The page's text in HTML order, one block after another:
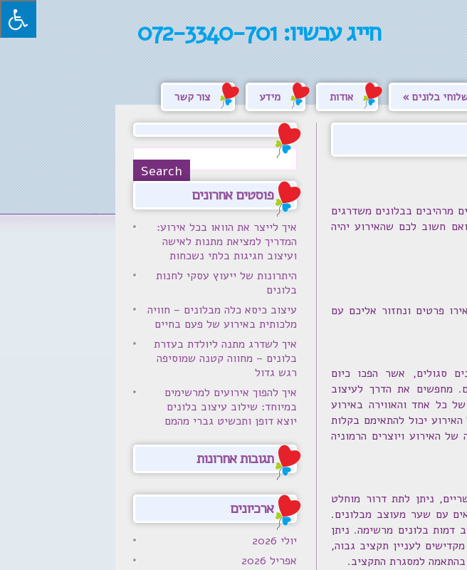
חייג עכשיו:
בלונים אודות מידע צור קשר
מרהיבים בבלונים משדרגים
חשוב לכם שהאירוע יהיה
ברמה אחרת, חייגו עכשיו: 072-3340-701 או השאירו פרטים ונחזור אליכם עם
סגולים, אשר הפכו כיום
מחפשים את הדרך לעיצוב
כל אחד והאווירה באירוע
יכול להתאימם בקלות
האירוע ויוצרים הרמוניה
ניתן לתת דרור מוחלט
עם שער מעוצב מבלונים.
דמות בלונים מרשימה. ניתן
לעניין תקציב גבוה,
בהתאמה למסגרת התקציב.
פוסטים אחרונים
איך לייצר את הוואו בכל אירוע:
המדריך למציאת מתנות לאישה
ועיצוב חגיגות בלתי נשכחות
היתרונות של ייעוץ עסקי לחנות
בלונים
עיצוב כיסא כלה מבלונים – חוויה
מלכותית באירוע של פעם בחיים
איך לשדרג מתנה ליולדת בעזרת
בלונים – מחווה קטנה שמוסיפה
רגש גדול
איך להפוך אירועים למרשימים
במיוחד: שילוב עיצוב בלונים
יוצא דופן ותכשיט גברי מהמם
תגובות אחרונות
ארכיונים
יולי 2026
אפריל 2026